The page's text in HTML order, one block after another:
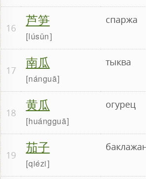
16 芦笋
lúsǔn
спаржа
17 南瓜
nánguā
тыква
18 黄瓜
huángguā
огурец
19 茄子
qiézi